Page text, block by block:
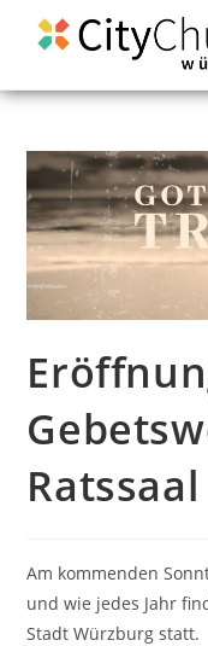
Ratssaal
Am kommenden
und wie jedes Jahr
Stadt Würzburg statt.